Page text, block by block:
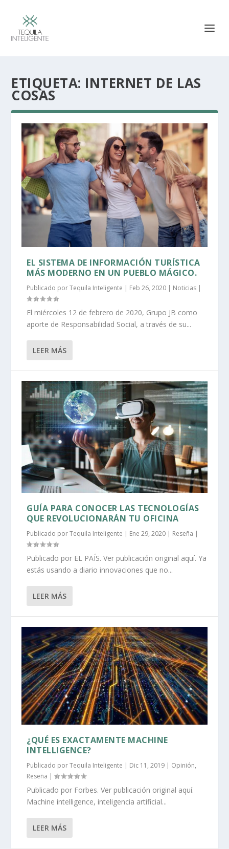
ETIQUETA: INTERNET DE LAS
COSAS
EL SISTEMA DE INFORMACIÓN TURÍSTICA
MÁS MODERNO EN UN PUEBLO MÁGICO.
Publicado porTequila Inteligente | Feb 26, 2020 | Noticias |
El miércoles 12 de febrero de 2020, Grupo JB como
aporte de Responsabilidad Social, a través de su...
LEER MÁS
GUÍA PARA CONOCER LAS TECNOLOGÍAS
QUE REVOLUCIONARÁN TU OFICINA
Publicado porTequila Inteligente | Ene 29, 2020 | Reseña |
Publicado por EL PAÍS. Ver publicación original aquí. Ya
estás usando a diario innovaciones que no...
LEER MÁS
¿QUÉ ES EXACTAMENTE MACHINE
INTELLIGENCE?
Publicado porTequila Inteligente Dic 11, 2019 Opinión,
Reseña |
Publicado por Forbes. Ver publicación original aquí.
Machine intelligence, inteligencia artificial...
LEER MÁS